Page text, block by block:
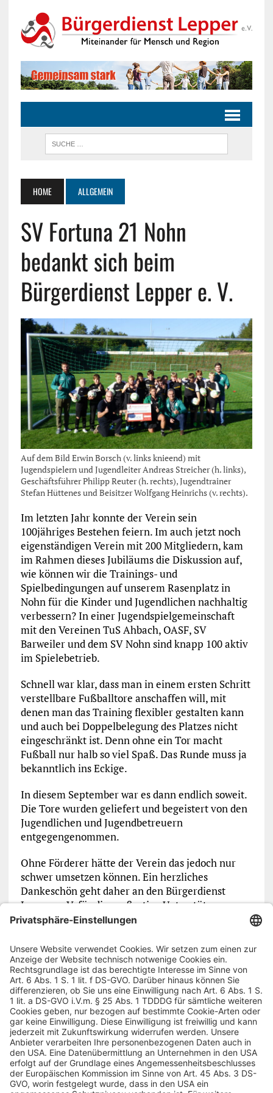
HOME ALLGEMEIN
SV Fortuna 21 Nohn
bedankt sich beim
Bürgerdienst Lepper e. V.
Auf dem Bild Erwin Borsch (v. links knieend) mit
Jugendspielern und Jugendleiter Andreas Streicher (h. links),
Geschäftsführer Philipp Reuter (h. rechts), Jugendtrainer
Stefan Hüttenes und Beisitzer Wolfgang Heinrichs (v. rechts).
Im letzten Jahr konnte der Verein sein
100jähriges Bestehen feiern. Im auch jetzt noch
eigenständigen Verein mit 200 Mitgliedern, kam
im Rahmen dieses Jubiläums die Diskussion auf,
wie können wir die Trainings- und
Spielbedingungen auf unserem Rasenplatz in
Nohn für die Kinder und Jugendlichen nachhaltig
verbessern? In einer Jugendspielgemeinschaft
mit den Vereinen TuS Ahbach, OASF, SV
Barweiler und dem SV Nohn sind knapp 100 aktiv
im Spielebetrieb.
Schnell war klar, dass man in einem ersten Schritt
verstellbare Fußballtore anschaffen will, mit
denen man das Training flexibler gestalten kann
und auch bei Doppelbelegung des Platzes nicht
eingeschränkt ist. Denn ohne ein Tor macht
Fußball nur halb so viel Spaß. Das Runde muss ja
bekanntlich ins Eckige.
In diesem September war es dann endlich soweit.
Die Tore wurden geliefert und begeistert von den
Jugendlichen und Jugendbetreuern
entgegengenommen.
Ohne Förderer hätte der Verein das jedoch nur
schwer umsetzen können. Ein herzliches
Dankeschön geht daher an den Bürgerdienst
Lepper e. V. für die großartige Unterstützung.
Vorheriger Artikel
Nächster Artikel